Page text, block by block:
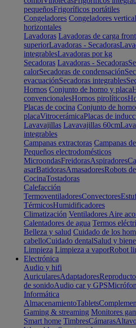
pequeñosFrigoríficos portátiles
Congeladores Congeladores
horizontales
Lavadoras Lavadoras de carga
superiorLavadoras - Secadoras
integrablesLavadoras por kg
Secadoras Lavadoras - Secadoras
calorSecadoras de condensación
evacuaciónSecadoras integrables
Hornos Conjunto de horno y placa
convencionalesHornos pirolíticos
Placas de cocina Conjunto de
placaVitrocerámicaPlacas de
Lavavajillas Lavavajillas 60cm
integrables
Campanas extractoras Campanas
Pequeños electrodomésticos
MicroondasFreidorasAspiradores
asarBatidorasAmasadoresRobots
CocinaTostadoras
Calefacción
TermoventiladoresConvectores
TérmicosHumidificadores
Climatización Ventiladores Aire
Calentadores de agua Termos
Belleza y salud Cuidado de los
cabelloCuidado dentalSalud y
Limpieza Limpieza a vaporRobot
Electrónica
Audio y hifi
AuricularesAdaptadores
de sonidoAudio car y GPS
Informática
AlmacenamientoTablets
Gaming & streaming Monitores
Smart home TimbresCámaras